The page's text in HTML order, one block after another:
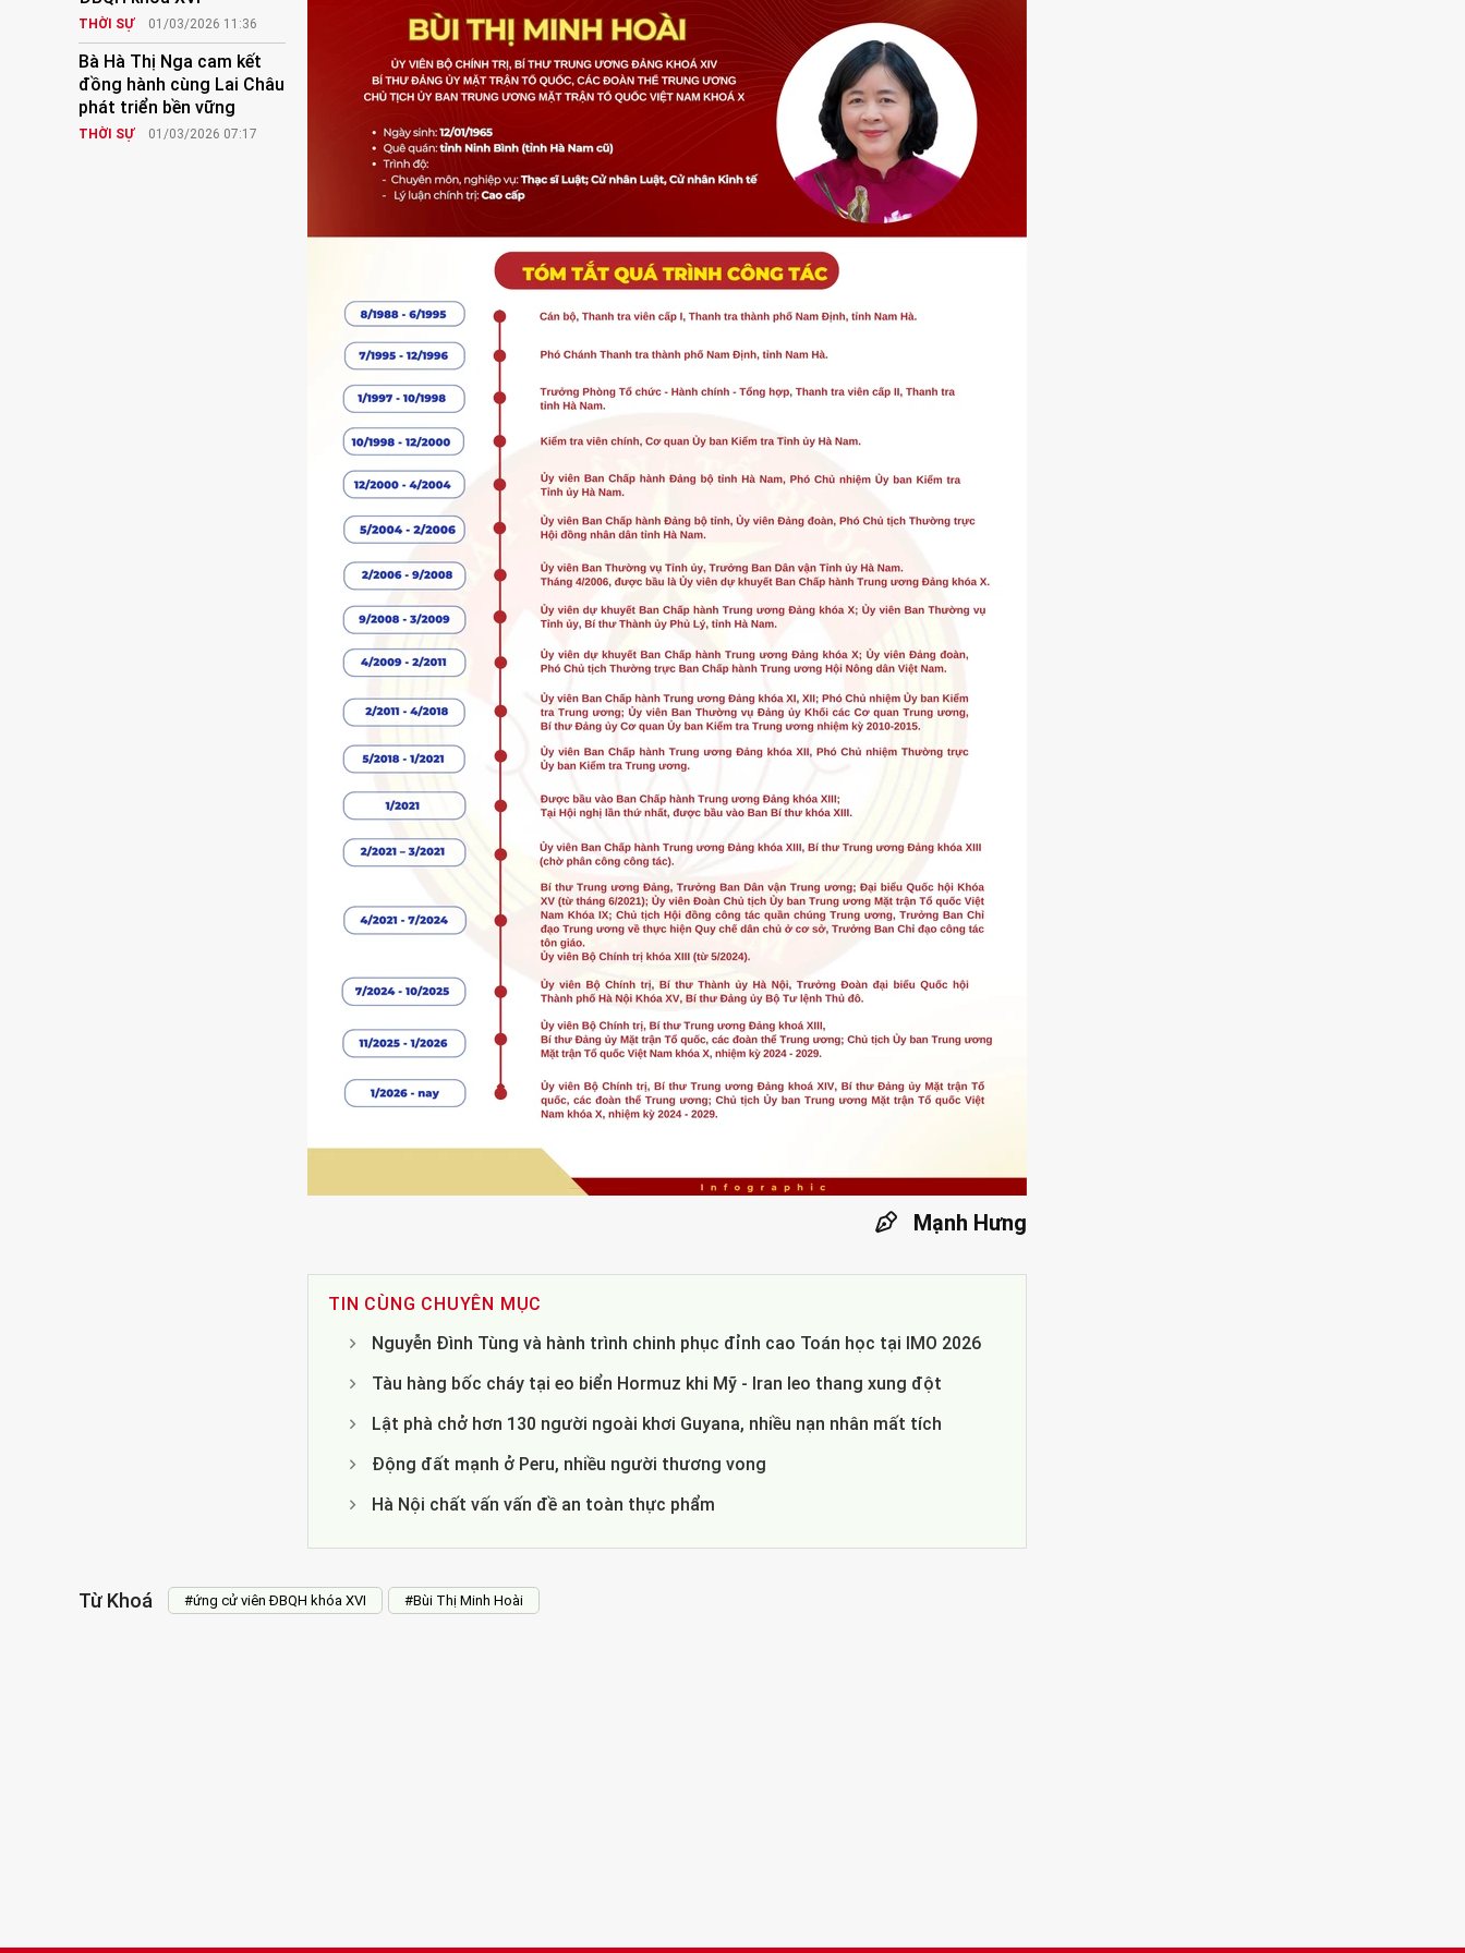
THỜI SỰ 01/03/2026 11:36
Bà Hà Thị Nga cam kết
đồng hành cùng Lai Châu
phát triển bền vững
THỜI SỰ 01/03/2026 07:17
Mạnh Hưng
TIN CÙNG CHUYÊN MỤC
Nguyễn Đình Tùng và hành trình chinh phục đỉnh cao Toán học tại IMO 2026
Tàu hàng bốc cháy tại eo biển Hormuz khi Mỹ - Iran leo thang xung đột
Lật phà chở hơn 130 người ngoài khơi Guyana, nhiều nạn nhân mất tích
Động đất mạnh ở Peru, nhiều người thương vong
Hà Nội chất vấn vấn đề an toàn thực phẩm
Từ Khoá #ứng cử viên ĐBQH khóa XVI #Bùi Thị Minh Hoài